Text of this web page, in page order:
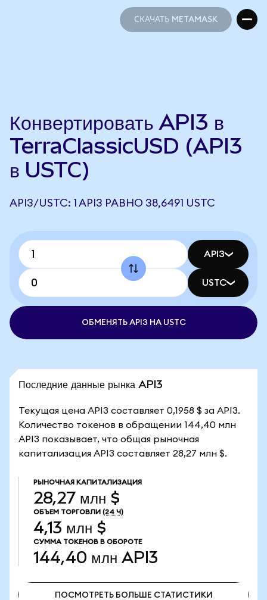
СКАЧАТЬ METAMASK
Конвертировать API3 в
TerraClassicUSD (API3
в USTC)
API3/USTC: 1 API3 РАВНО 38,6491 USTC
API3
USTC
ОБМЕНЯТЬ API3 НА USTC
Последние данные рынка API3
Текущая цена API3 составляет 0,1958 $ за API3.
Количество токенов в обращении 144,40 млн
API3 показывает, что общая рыночная
капитализация API3 составляет 28,27 млн $.
РЫНОЧНАЯ КАПИТАЛИЗАЦИЯ
28,27 млн $
ОБЪЕМ ТОРГОВЛИ (24 Ч)
4,13 млн $
СУММА ТОКЕНОВ В ОБОРОТЕ
144,40 млн API3
ПОСМОТРЕТЬ БОЛЬШЕ СТАТИСТИКИ